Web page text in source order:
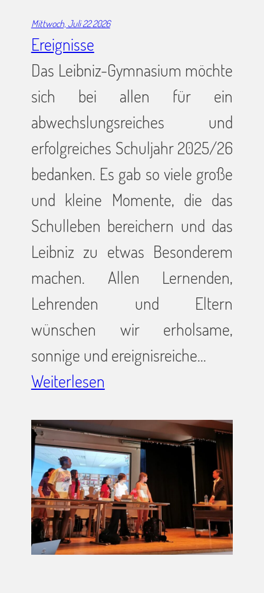
Mittwoch, Juli 22 2026
Ereignisse
Das Leibniz-Gymnasium möchte
sich bei allen für ein
abwechslungsreiches und
erfolgreiches Schuljahr 2025/26
bedanken. Es gab so viele große
und kleine Momente, die das
Schulleben bereichern und das
Leibniz zu etwas Besonderem
machen. Allen Lernenden,
Lehrenden und Eltern
wünschen wir erholsame,
sonnige und ereignisreiche…
Weiterlesen